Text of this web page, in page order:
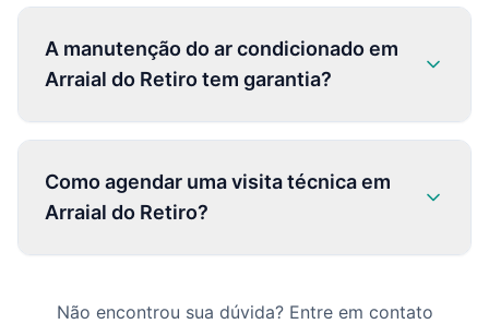
A manutenção do ar condicionado em
Arraial do Retiro tem garantia?
Como agendar uma visita técnica em
Arraial do Retiro?
Não encontrou sua dúvida? Entre em contato